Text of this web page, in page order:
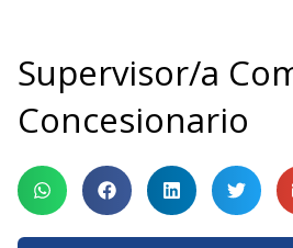
Supervisor/a
Concesionario